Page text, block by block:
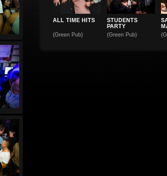
ALL TIME HITS
(Green Pub)
STUDENTS
PARTY
(Green Pub)